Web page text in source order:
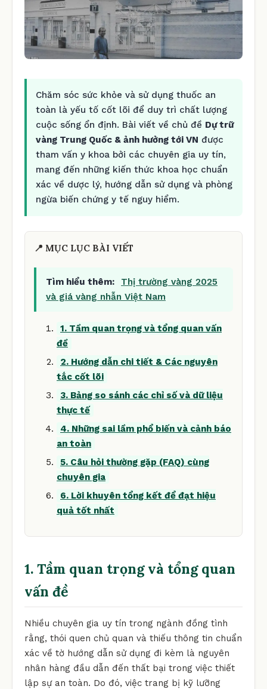
Chăm sóc sức khỏe và sử dụng thuốc an
toàn là yếu tố cốt lõi để duy trì chất lượng
cuộc sống ổn định. Bài viết về chủ đề Dự trữ
vàng Trung Quốc & ảnh hưởng tới VN được
tham vấn y khoa bởi các chuyên gia uy tín,
mang đến những kiến thức khoa học chuẩn
xác về dược lý, hướng dẫn sử dụng và phòng
ngừa biến chứng y tế nguy hiểm.
📍 MỤC LỤC BÀI VIẾT
Tìm hiểu thêm:
Thị trường vàng 2025
và giá vàng nhẫn Việt Nam
1. Tầm quan trọng và tổng quan vấn
đề
2. Hướng dẫn chi tiết & Các nguyên
tắc cốt lõi
3. Bảng so sánh các chỉ số và dữ liệu
thực tế
4. Những sai lầm phổ biến và cảnh báo
an toàn
5. Câu hỏi thường gặp (FAQ) cùng
chuyên gia
6. Lời khuyên tổng kết để đạt hiệu
quả tốt nhất
1. Tầm quan trọng và tổng quan
vấn đề
Nhiều chuyên gia uy tín trong ngành đồng tình
rằng, thói quen chủ quan và thiếu thông tin chuẩn
xác về tờ hướng dẫn sử dụng đi kèm là nguyên
nhân hàng đầu dẫn đến thất bại trong việc thiết
lập sự an toàn. Do đó, việc trang bị kỹ lưỡng